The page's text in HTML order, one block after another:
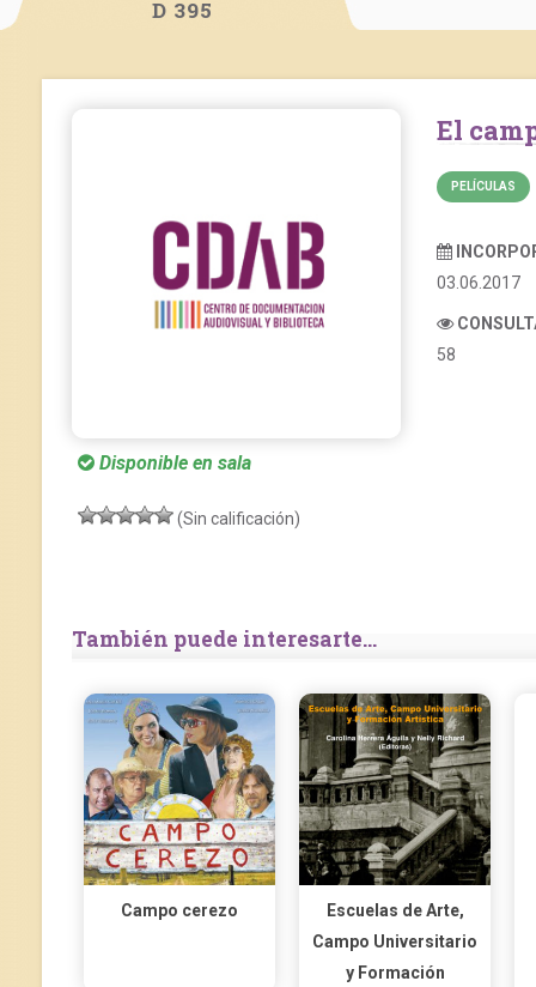
D 395
Disponible en sala
(Sin calificación)
El
PELÍCULAS
03.06.2017
58
También puede interesarte...
Campo cerezo
Escuelas de Arte,
Campo Universitario
y Formación